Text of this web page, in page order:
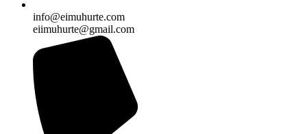
info@eimuhurte.com
eiimuhurte@gmail.com